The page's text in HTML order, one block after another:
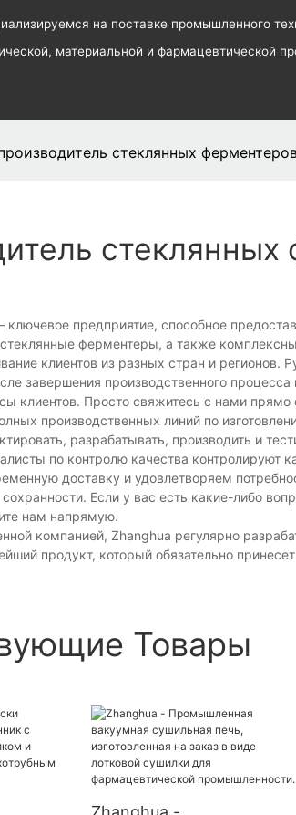
на поставке промышленного
материальной и фармацевтической
стеклянных
стеклянных
предприятие, способное
ферментеры, а также
клиентов из разных стран и
завершения производственного
клиентов. Просто свяжитесь с нами прямо
производственных линий по
разрабатывать, производить и
по контролю качества контролируют
доставку и удовлетворяем
Если у вас есть какие-либо
нам напрямую.
компанией, Zhanghua регулярно
продукт, который обязательно
Товары